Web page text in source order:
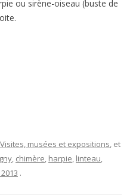
ou sirène-oiseau (buste de
Visites, musées et expositions, et
, chimère, harpie, linteau,
.